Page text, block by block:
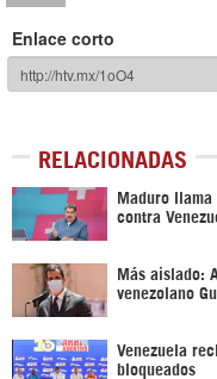
Enlace corto
RELACIONADAS
Maduro llama
contra
Más aislado:
venezolano
Venezuela
bloqueados